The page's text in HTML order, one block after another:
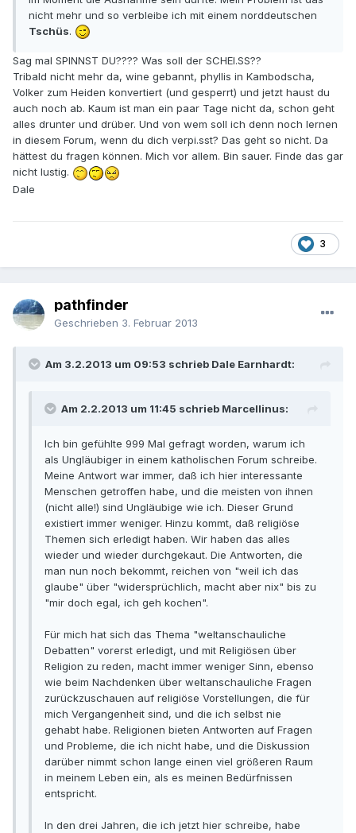
nicht mehr und so verbleibe ich mit einem norddeutschen
Tschüs.
Sag mal SPINNST DU???? Was soll der SCHEI.SS??
Tribald nicht mehr da, wine gebannt, phyllis in Kambodscha,
Volker zum Heiden konvertiert (und gesperrt) und jetzt haust du
auch noch ab. Kaum ist man ein paar Tage nicht da, schon geht
alles drunter und drüber. Und von wem soll ich denn noch lernen
in diesem Forum, wenn du dich verpi.sst? Das geht so nicht. Da
hättest du fragen können. Mich vor allem. Bin sauer. Finde das gar
nicht lustig.
Dale
3
pathfinder
Geschrieben 3. Februar 2013
Am 3.2.2013 um 09:53 schrieb Dale Earnhardt:
Am 2.2.2013 um 11:45 schrieb Marcellinus:
Ich bin gefühlte 999 Mal gefragt worden, warum ich
als Ungläubiger in einem katholischen Forum schreibe.
Meine Antwort war immer, daß ich hier interessante
Menschen getroffen habe, und die meisten von ihnen
(nicht alle!) sind Ungläubige wie ich. Dieser Grund
existiert immer weniger. Hinzu kommt, daß religiöse
Themen sich erledigt haben. Wir haben das alles
wieder und wieder durchgekaut. Die Antworten, die
man nun noch bekommt, reichen von "weil ich das
glaube" über "widersprüchlich, macht aber nix" bis zu
"mir doch egal, ich geh kochen".
Für mich hat sich das Thema "weltanschauliche
Debatten" vorerst erledigt, und mit Religiösen über
Religion zu reden, macht immer weniger Sinn, ebenso
wie beim Nachdenken über weltanschauliche Fragen
zurückzuschauen auf religiöse Vorstellungen, die für
mich Vergangenheit sind, und die ich selbst nie
gehabt habe. Religionen bieten Antworten auf Fragen
und Probleme, die ich nicht habe, und die Diskussion
darüber nimmt schon lange einen viel größeren Raum
in meinem Leben ein, als es meinen Bedürfnissen
entspricht.
In den drei Jahren, die ich jetzt hier schreibe, habe